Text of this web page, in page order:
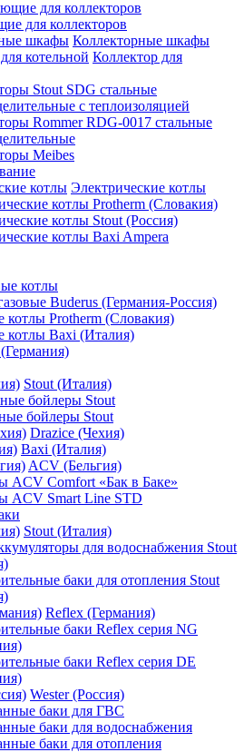
для коллекторов
Коллекторные шкафы
Коллектор для
Stout SDG стальные
с теплоизоляцией
Rommer RDG-0017 стальные
Meibes
Электрические котлы
котлы Protherm (Словакия)
котлы Stout (Россия)
котлы Baxi Ampera
котлы
Buderus (Германия-Россия)
котлы Protherm (Словакия)
котлы Baxi (Италия)
Stout (Италия)
бойлеры Stout
бойлеры Stout
Drazice (Чехия)
Baxi (Италия)
ACV (Бельгия)
ACV Comfort «Бак в Баке»
ACV Smart Line STD
Stout (Италия)
для водоснабжения Stout
баки для отопления Stout
Reflex (Германия)
баки Reflex серия NG
баки Reflex серия DE
Wester (Россия)
баки для ГВС
баки для водоснабжения
баки для отопления